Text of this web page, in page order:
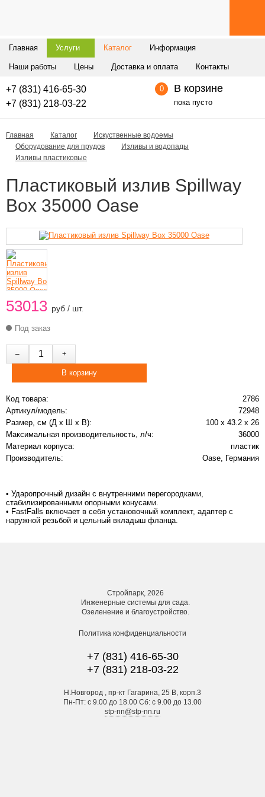
Главная Услуги Каталог Информация
Наши работы Цены Доставка и оплата Контакты
+7 (831) 416-65-30
+7 (831) 218-03-22
0 В корзине
пока пусто
Главная Каталог
Искуственные водоемы
Оборудование для прудов
Изливы и водопады
Изливы пластиковые
Пластиковый излив Spillway
Box 35000 Oase
53013 руб / шт.
Под заказ
Код товара:
2786
Артикул/модель:
72948
Размер, см (Д х Ш х В):
100 x 43.2 x 26
Максимальная производительность, л/ч:
36000
Материал корпуса:
пластик
Производитель:
Oase, Германия
• Ударопрочный дизайн с внутренними перегородками,
стабилизированными опорными конусами.
• FastFalls включает в себя установочный комплект, адаптер с
наружной резьбой и цельный вкладыш фланца.
Стройпарк, 2026
Инженерные системы для сада.
Озеленение и благоустройство.
Политика конфиденциальности
+7 (831) 416-65-30
+7 (831) 218-03-22
Н.Новгород , пр-кт Гагарина, 25 В, корп.3
Пн-Пт: с 9.00 до 18.00 Сб: с 9.00 до 13.00
stp-nn@stp-nn.ru